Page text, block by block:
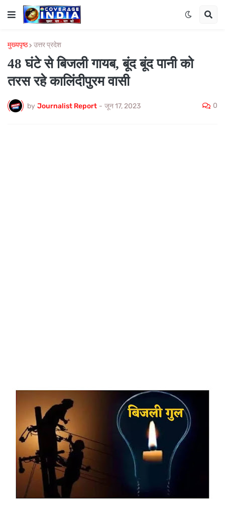
मुख्यपृष्ठ उत्तर प्रदेश
48 घंटे से बिजली गायब, बूंद बूंद पानी को
तरस रहे कालिंदीपुरम वासी
by Journalist Report - जून 17, 2023 0